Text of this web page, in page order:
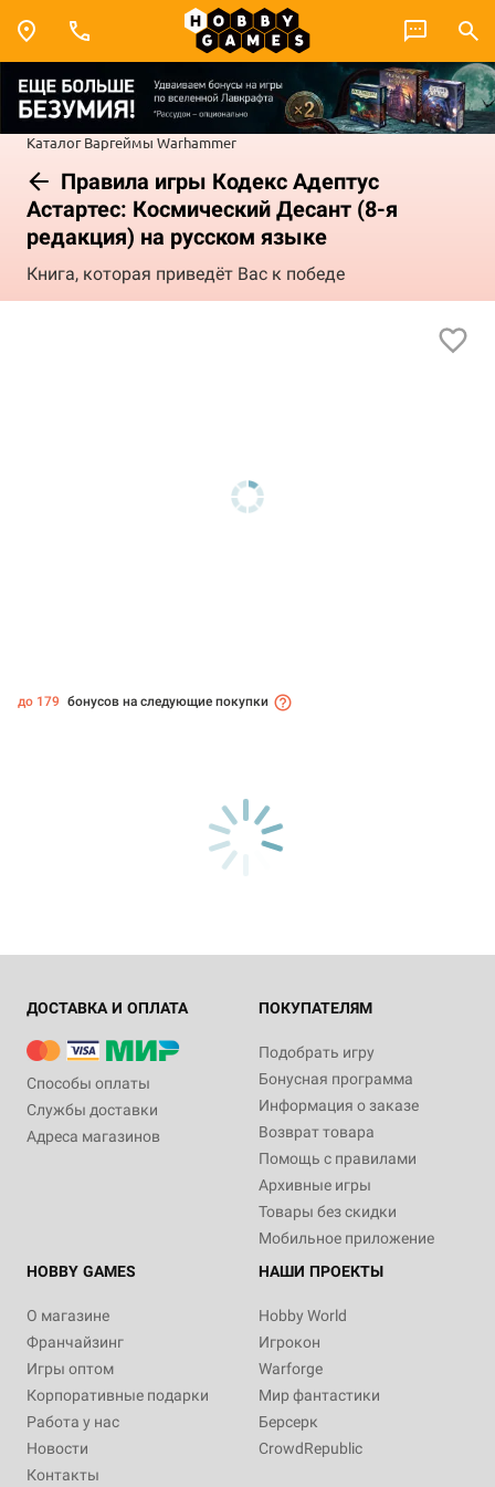
Каталог Варгеймы Warhammer
Правила игры Кодекс Адептус
Астартес: Космический Десант (8-я
редакция) на русском языке
Книга, которая приведёт Вас к победе
до 179 бонусов на следующие покупки
ДОСТАВКА И ОПЛАТА
Способы оплаты
Службы доставки
Адреса магазинов
ПОКУПАТЕЛЯМ
Подобрать игру
Бонусная программа
Информация о заказе
Возврат товара
Помощь с правилами
Архивные игры
Товары без скидки
Мобильное приложение
HOBBY GAMES
О магазине
Франчайзинг
Игры оптом
Корпоративные подарки
Работа у нас
Новости
Контакты
НАШИ ПРОЕКТЫ
Hobby World
Игрокон
Warforge
Мир фантастики
Берсерк
CrowdRepublic